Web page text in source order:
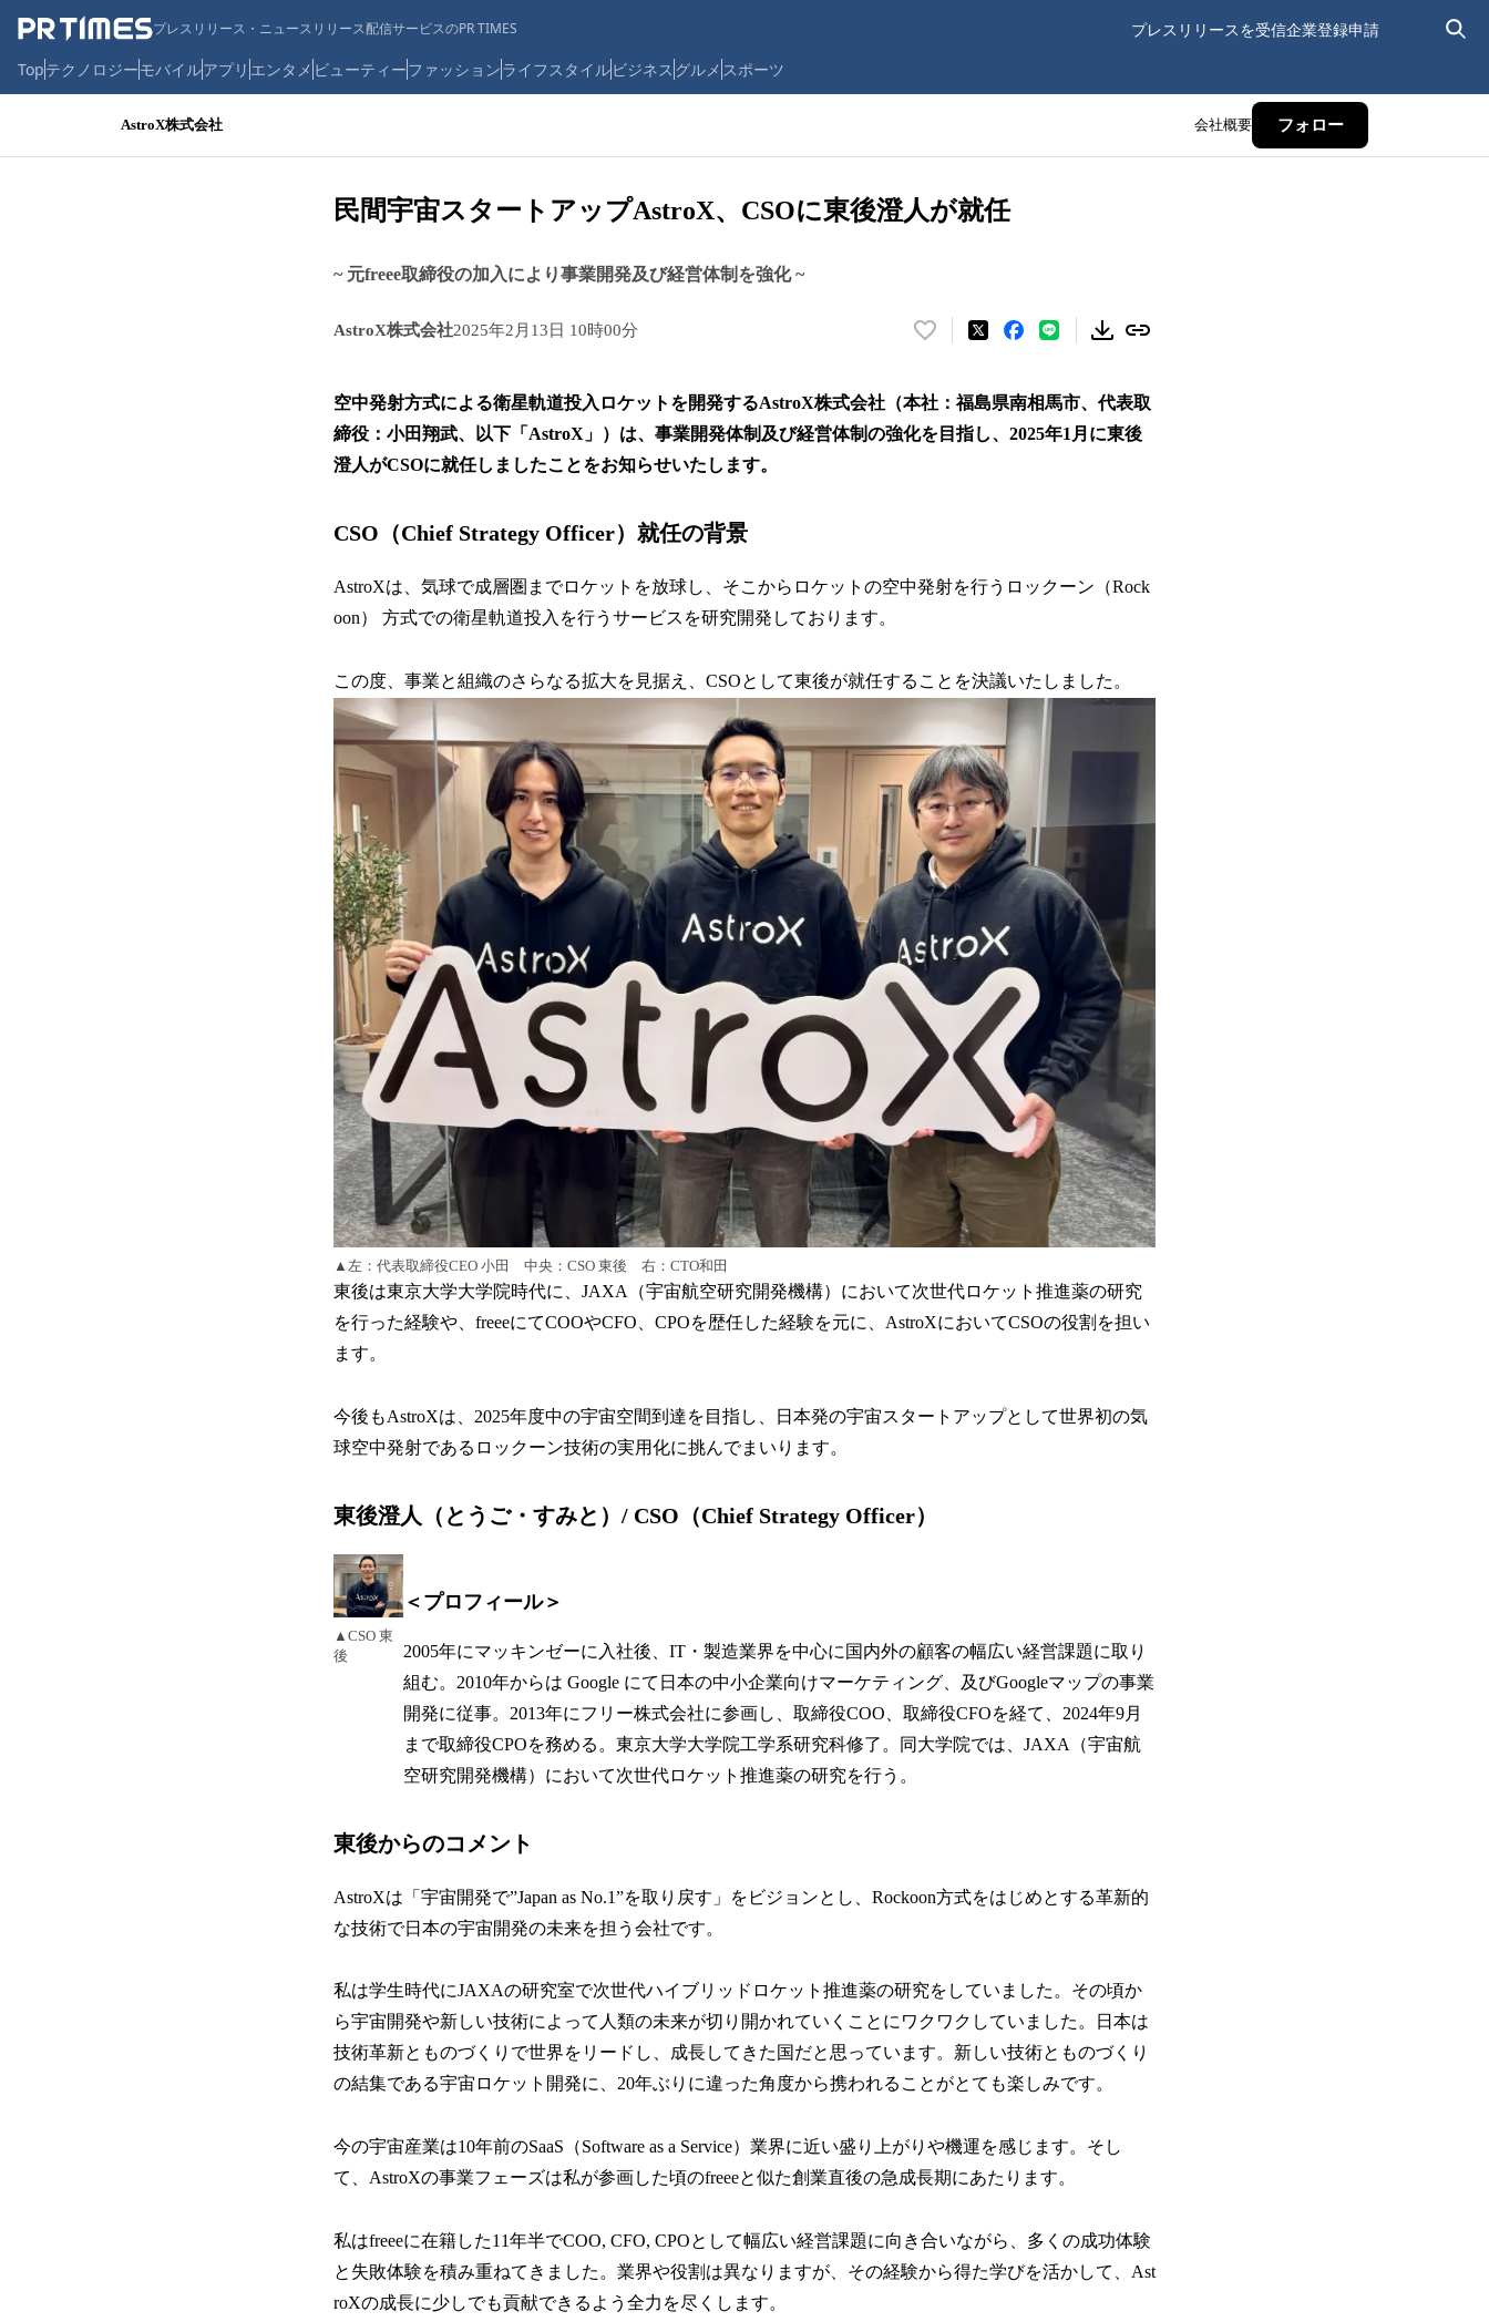
プレスリリース・ニュースリリース配信サービスのPR TIMES プレスリリースを受信企業登録申請
Topテクノロジーモバイルアプリ エンタメ ビューティーファッションライフスタイルビジネス グルメ スポーツ
AstroX株式会社 会社概要 フォロー
民間宇宙スタートアップAstroX、CSOに東後澄人が就任
~ 元freee取締役の加入により事業開発及び経営体制を強化 ~
AstroX株式会社2025年2月13日 10時00分
い
！
数
で
空中発射方式による衛星軌道投入ロケットを開発するAstroX株式会社（本社：福島県南相馬市、代表取
締役：小田翔武、以下「AstroX」）は、事業開発体制及び経営体制の強化を目指し、2025年1月に東後
澄人がCSOに就任しましたことをお知らせいたします。
CSO（Chief Strategy Officer）就任の背景
AstroXは、気球で成層圏までロケットを放球し、そこからロケットの空中発射を行うロックーン（Rock
oon） 方式での衛星軌道投入を行うサービスを研究開発しております。
この度、事業と組織のさらなる拡大を見据え、CSOとして東後が就任することを決議いたしました。
▲左：代表取締役CEO 小田 中央：CSO 東後 右：CTO和田
東後は東京大学大学院時代に、JAXA（宇宙航空研究開発機構）において次世代ロケット推進薬の研究
を行った経験や、freeeにてCOOやCFO、CPOを歴任した経験を元に、AstroXにおいてCSOの役割を担い
ます。
今後もAstroXは、2025年度中の宇宙空間到達を目指し、日本発の宇宙スタートアップとして世界初の気
球空中発射であるロックーン技術の実用化に挑んでまいります。
東後澄人（とうご・すみと）/ CSO（Chief Strategy Officer）
▲CSO 東
後
＜プロフィール＞
2005年にマッキンゼーに入社後、IT・製造業界を中心に国内外の顧客の幅広い経営課題に取り
組む。2010年からは Google にて日本の中小企業向けマーケティング、及びGoogleマップの事業
開発に従事。2013年にフリー株式会社に参画し、取締役COO、取締役CFOを経て、2024年9月
まで取締役CPOを務める。東京大学大学院工学系研究科修了。同大学院では、JAXA（宇宙航
空研究開発機構）において次世代ロケット推進薬の研究を行う。
東後からのコメント
AstroXは「宇宙開発で”Japan as No.1”を取り戻す」をビジョンとし、Rockoon方式をはじめとする革新的
な技術で日本の宇宙開発の未来を担う会社です。
私は学生時代にJAXAの研究室で次世代ハイブリッドロケット推進薬の研究をしていました。その頃か
ら宇宙開発や新しい技術によって人類の未来が切り開かれていくことにワクワクしていました。日本は
技術革新とものづくりで世界をリードし、成長してきた国だと思っています。新しい技術とものづくり
の結集である宇宙ロケット開発に、20年ぶりに違った角度から携われることがとても楽しみです。
今の宇宙産業は10年前のSaaS（Software as a Service）業界に近い盛り上がりや機運を感じます。そし
て、AstroXの事業フェーズは私が参画した頃のfreeeと似た創業直後の急成長期にあたります。
私はfreeeに在籍した11年半でCOO, CFO, CPOとして幅広い経営課題に向き合いながら、多くの成功体験
と失敗体験を積み重ねてきました。業界や役割は異なりますが、その経験から得た学びを活かして、Ast
roXの成長に少しでも貢献できるよう全力を尽くします。